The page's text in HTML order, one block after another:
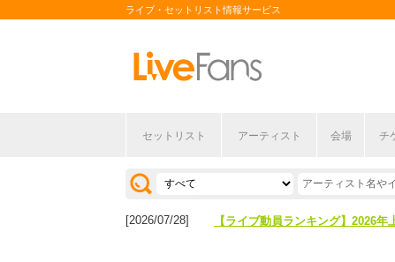
ライブ・セットリスト情報サービス
セットリスト アーティスト 会場 チ
[2026/04/27] 【フェス特集2026】フェス情報は
[2026/07/28] 【ライブ動員ランキング】2026年